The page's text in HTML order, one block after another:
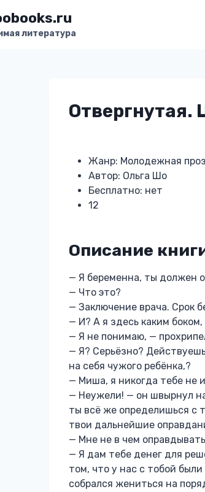
литература
Отвергнутая.
Жанр: Молодежная
Автор: Ольга Шо
Бесплатно: нет
12
Описание
— Я беременна, ты должен
— Что это?
— Заключение врача. Срок
— И? А я здесь каким боком,
— Я не понимаю, —
— Я? Серьёзно?
на себя чужого ребёнка,?
— Миша, я никогда тебе не
— Неужели! — он швырнул
ты всё же определишься с
твои дальнейшие
— Мне не в чем
— Я дам тебе денег для
том, что у нас с тобой
собрался жениться на